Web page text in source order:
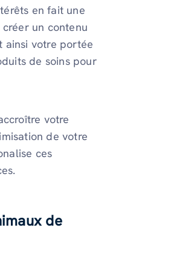
en fait une
un contenu
ainsi votre portée
de soins pour
votre
de votre
ces
de